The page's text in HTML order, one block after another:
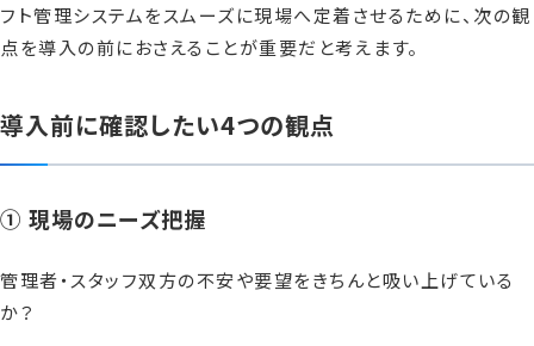
フト管理システムをスムーズに現場へ定着させるために、次の観
点を導入の前におさえることが重要だと考えます。
導入前に確認したい4つの観点
① 現場のニーズ把握
管理者・スタッフ双方の不安や要望をきちんと吸い上げている
か？